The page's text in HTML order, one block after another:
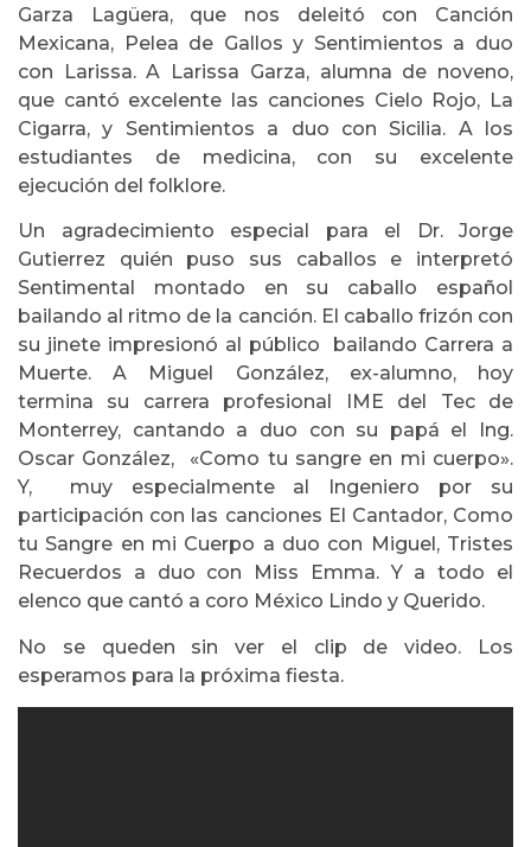
Garza Lagüera, que nos deleitó con Canción
Mexicana, Pelea de Gallos y Sentimientos a duo
con Larissa. A Larissa Garza, alumna de noveno,
que cantó excelente las canciones Cielo Rojo, La
Cigarra, y Sentimientos a duo con Sicilia. A los
estudiantes de medicina, con su excelente
ejecución del folklore.
Un agradecimiento especial para el Dr. Jorge
Gutierrez quién puso sus caballos e interpretó
Sentimental montado en su caballo español
bailando al ritmo de la canción. El caballo frizón con
su jinete impresionó al público bailando Carrera a
Muerte. A Miguel González, ex-alumno, hoy
termina su carrera profesional IME del Tec de
Monterrey, cantando a duo con su papá el Ing.
Oscar González, «Como tu sangre en mi cuerpo».
Y, muy especialmente al Ingeniero por su
participación con las canciones El Cantador, Como
tu Sangre en mi Cuerpo a duo con Miguel, Tristes
Recuerdos a duo con Miss Emma. Y a todo el
elenco que cantó a coro México Lindo y Querido.
No se queden sin ver el clip de video. Los
esperamos para la próxima fiesta.